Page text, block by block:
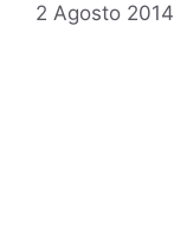
2 Agosto 2014